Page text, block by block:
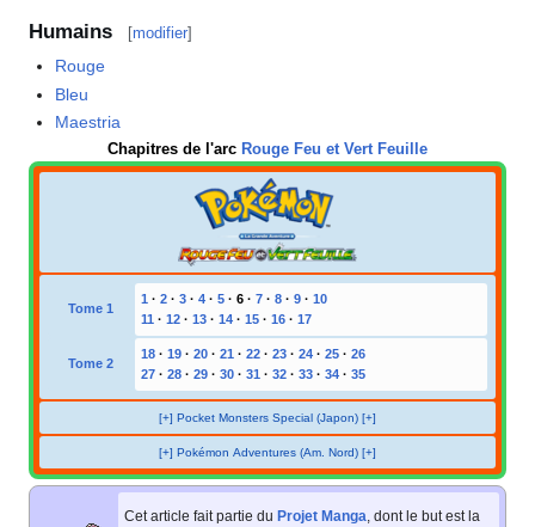
Humains [modifier]
Rouge
Bleu
Maestria
Chapitres de l'arc Rouge Feu et Vert Feuille
Tome 1
1 · 2 · 3 · 4 · 5 · 6 · 7 · 8 · 9 · 10
11 · 12 · 13 · 14 · 15 · 16 · 17
Tome 2
18 · 19 · 20 · 21 · 22 · 23 · 24 · 25 · 26
27 · 28 · 29 · 30 · 31 · 32 · 33 · 34 · 35
[+] Pocket Monsters Special (Japon) [+]
[+] Pokémon Adventures (Am. Nord) [+]
Cet article fait partie du Projet Manga, dont le but est la